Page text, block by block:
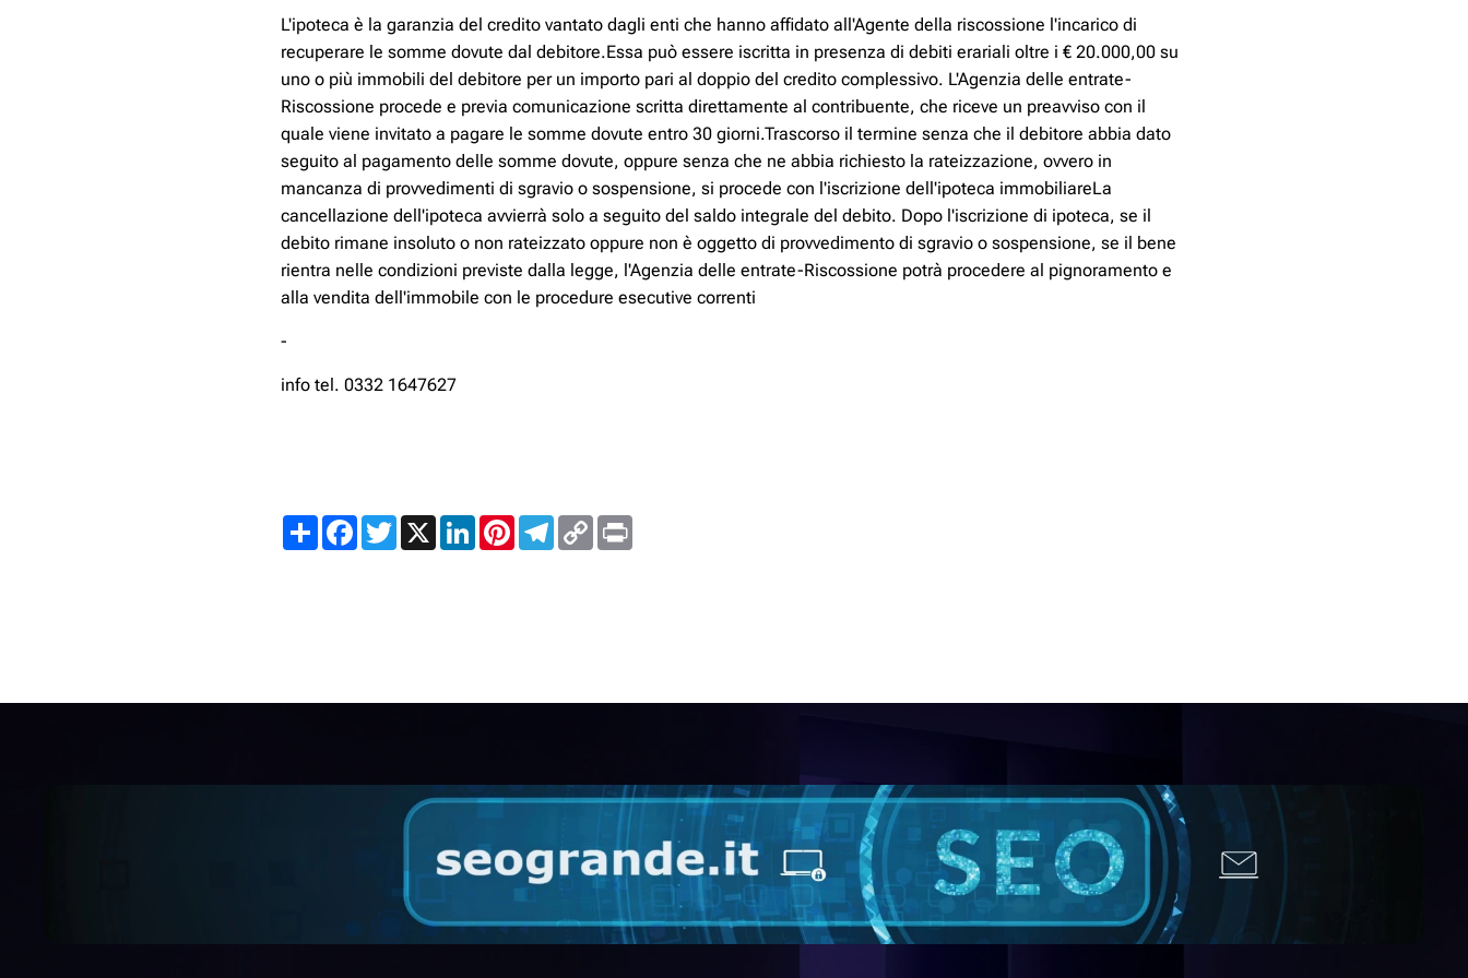
L'ipoteca è la garanzia del credito vantato dagli enti che hanno affidato all'Agente della riscossione l'incarico di
recuperare le somme dovute dal debitore.Essa può essere iscritta in presenza di debiti erariali oltre i € 20.000,00 su
uno o più immobili del debitore per un importo pari al doppio del credito complessivo. L'Agenzia delle entrate-
Riscossione procede e previa comunicazione scritta direttamente al contribuente, che riceve un preavviso con il
quale viene invitato a pagare le somme dovute entro 30 giorni.Trascorso il termine senza che il debitore abbia dato
seguito al pagamento delle somme dovute, oppure senza che ne abbia richiesto la rateizzazione, ovvero in
mancanza di provvedimenti di sgravio o sospensione, si procede con l'iscrizione dell'ipoteca immobiliareLa
cancellazione dell'ipoteca avvierrà solo a seguito del saldo integrale del debito. Dopo l'iscrizione di ipoteca, se il
debito rimane insoluto o non rateizzato oppure non è oggetto di provvedimento di sgravio o sospensione, se il bene
rientra nelle condizioni previste dalla legge, l'Agenzia delle entrate-Riscossione potrà procedere al pignoramento e
alla vendita dell'immobile con le procedure esecutive correnti
-
info tel. 0332 1647627
ShareFacebook
Twitter
X LinkedInPinterestTelegram
Copy
Link